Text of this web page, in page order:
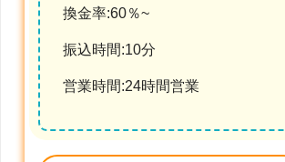
換金率:60％~
振込時間:10分
営業時間:24時間営業